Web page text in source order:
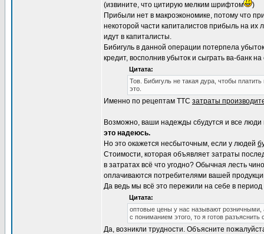
(извините, что цитирую мелким шрифтом
)
Прибыли нет в макроэкономике, потому что
некоторой части капиталистов прибыль на
идут в капиталисты.
Бибигуль в данной операции потерпела
кредит, восполнив убыток и сыграть ва-банк
Цитата:
Тов. Бибигуль не такая дура, чтобы
это.
Именно по рецептам ТТС затраты
Возможно, ваши надежды сбудутся и все
это надеюсь.
Но это окажется несбыточным, если у людей
Стоимости, которая объявляет затраты
в затратах всё что угодно? Обычная лесть
оплачиваются потребителями вашей
Да ведь мы всё это пережили на себе в
Цитата:
оптовые цены у нас называют розничными,
с пониманием этого, то я готов
Да, возникли трудности. Объясните